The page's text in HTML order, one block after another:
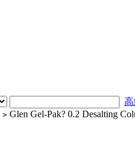
> Glen Gel-Pak? 0.2 Desalting